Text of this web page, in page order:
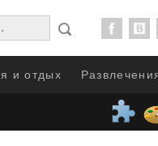
и отдых